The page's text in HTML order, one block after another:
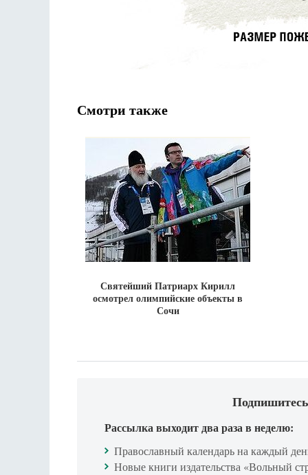
Смотри также
Святейший Патриарх Кирилл
осмотрел олимпийские объекты в
Сочи
Рассылка выходит два раза в неделю:
Православный календарь на каждый
Новые книги издательства «Вольный